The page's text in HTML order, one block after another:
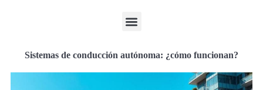
Sistemas de conducción autónoma: ¿cómo funcionan?